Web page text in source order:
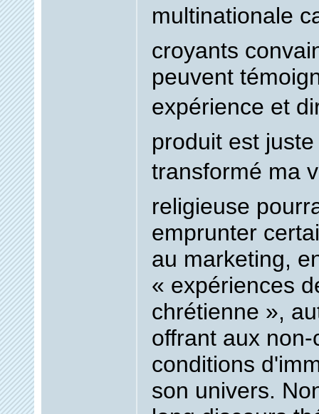
multinationale
croyants
peuvent
expérience et
produit est
transformé ma
religieuse
emprunter
au marketing,
« expériences
chrétienne »,
offrant aux
conditions
son univers.